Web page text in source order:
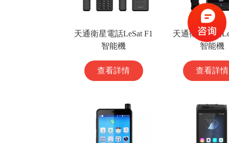
天通衛星電話LeSat F1
智能機
查看詳情
天通衛星電話
智能機
查看詳情